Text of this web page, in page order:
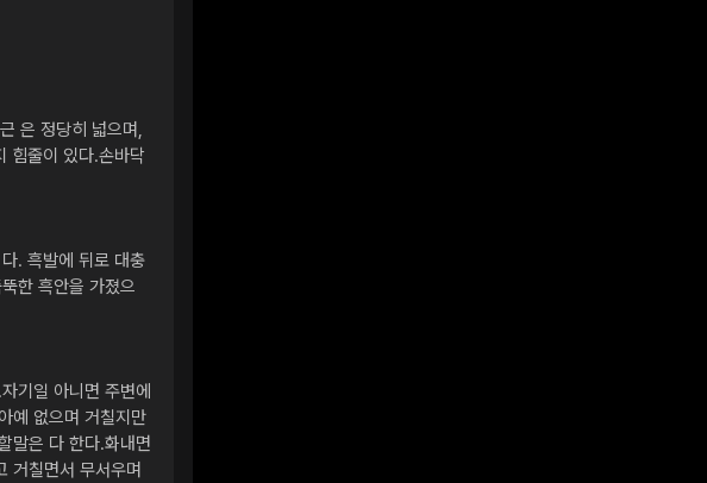
은 정당히 넓으며,
힘줄이 있다.손바닥
. 흑발에 뒤로 대충
한 흑안을 가졌으
기일 아니면 주변에
예 없으며 거칠지만
말은 다 한다.화내면
거칠면서 무서우며